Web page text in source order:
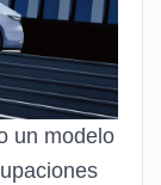
un modelo